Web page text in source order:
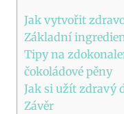
Jak vytvořit
Základní
Tipy na
čokoládové pěny
Jak si užít zdravý
Závěr